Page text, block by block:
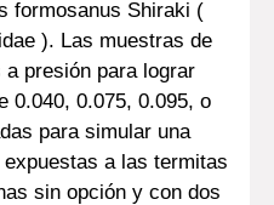
formosanus Shiraki (
). Las muestras de
presión para lograr
0.040, 0.075, 0.095, o
para simular una
a las termitas
sin opción y con dos